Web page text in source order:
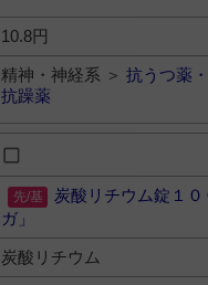
10.8円
精神・神経系 ＞抗うつ薬
抗躁薬
炭酸リチウム錠１
ガ」
炭酸リチウム